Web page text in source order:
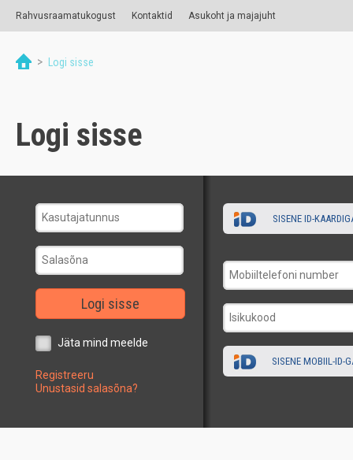
Rahvusraamatukogust Kontaktid Asukoht ja majajuht
> Logi sisse
Logi sisse
Logi sisse
Jäta mind meelde
Registreeru
Unustasid salasõna?
SISENE ID-
SISENE MOBIIL-ID-